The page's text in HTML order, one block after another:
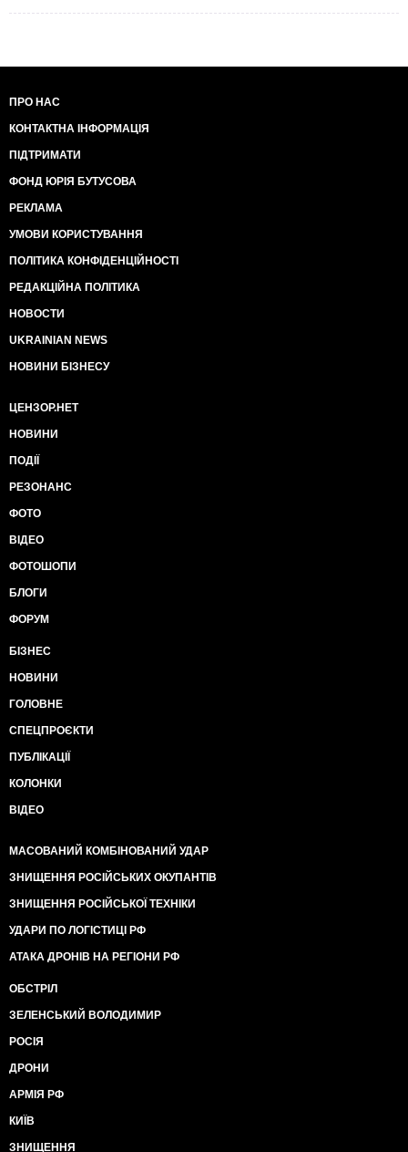
ПРО НАС
КОНТАКТНА ІНФОРМАЦІЯ
ПІДТРИМАТИ
ФОНД ЮРІЯ БУТУСОВА
РЕКЛАМА
УМОВИ КОРИСТУВАННЯ
ПОЛІТИКА КОНФІДЕНЦІЙНОСТІ
РЕДАКЦІЙНА ПОЛІТИКА
НОВОСТИ
UKRAINIAN NEWS
НОВИНИ БІЗНЕСУ
ЦЕНЗОР.НЕТ
НОВИНИ
ПОДІЇ
РЕЗОНАНС
ФОТО
ВІДЕО
ФОТОШОПИ
БЛОГИ
ФОРУМ
БІЗНЕС
НОВИНИ
ГОЛОВНЕ
СПЕЦПРОЄКТИ
ПУБЛІКАЦІЇ
КОЛОНКИ
ВІДЕО
МАСОВАНИЙ КОМБІНОВАНИЙ УДАР
ЗНИЩЕННЯ РОСІЙСЬКИХ ОКУПАНТІВ
ЗНИЩЕННЯ РОСІЙСЬКОЇ ТЕХНІКИ
УДАРИ ПО ЛОГІСТИЦІ РФ
АТАКА ДРОНІВ НА РЕГІОНИ РФ
ОБСТРІЛ
ЗЕЛЕНСЬКИЙ ВОЛОДИМИР
РОСІЯ
ДРОНИ
АРМІЯ РФ
КИЇВ
ЗНИЩЕННЯ